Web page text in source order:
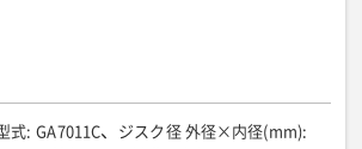
式: GA7011C ジスク径 外径×内径(mm):